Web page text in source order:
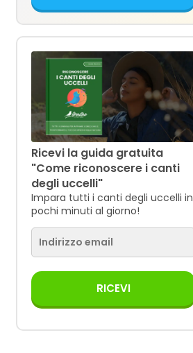
Ricevi la guida gratuita
"Come riconoscere i canti
degli uccelli"
Impara tutti i canti degli uccelli in
pochi minuti al giorno!
RICEVI